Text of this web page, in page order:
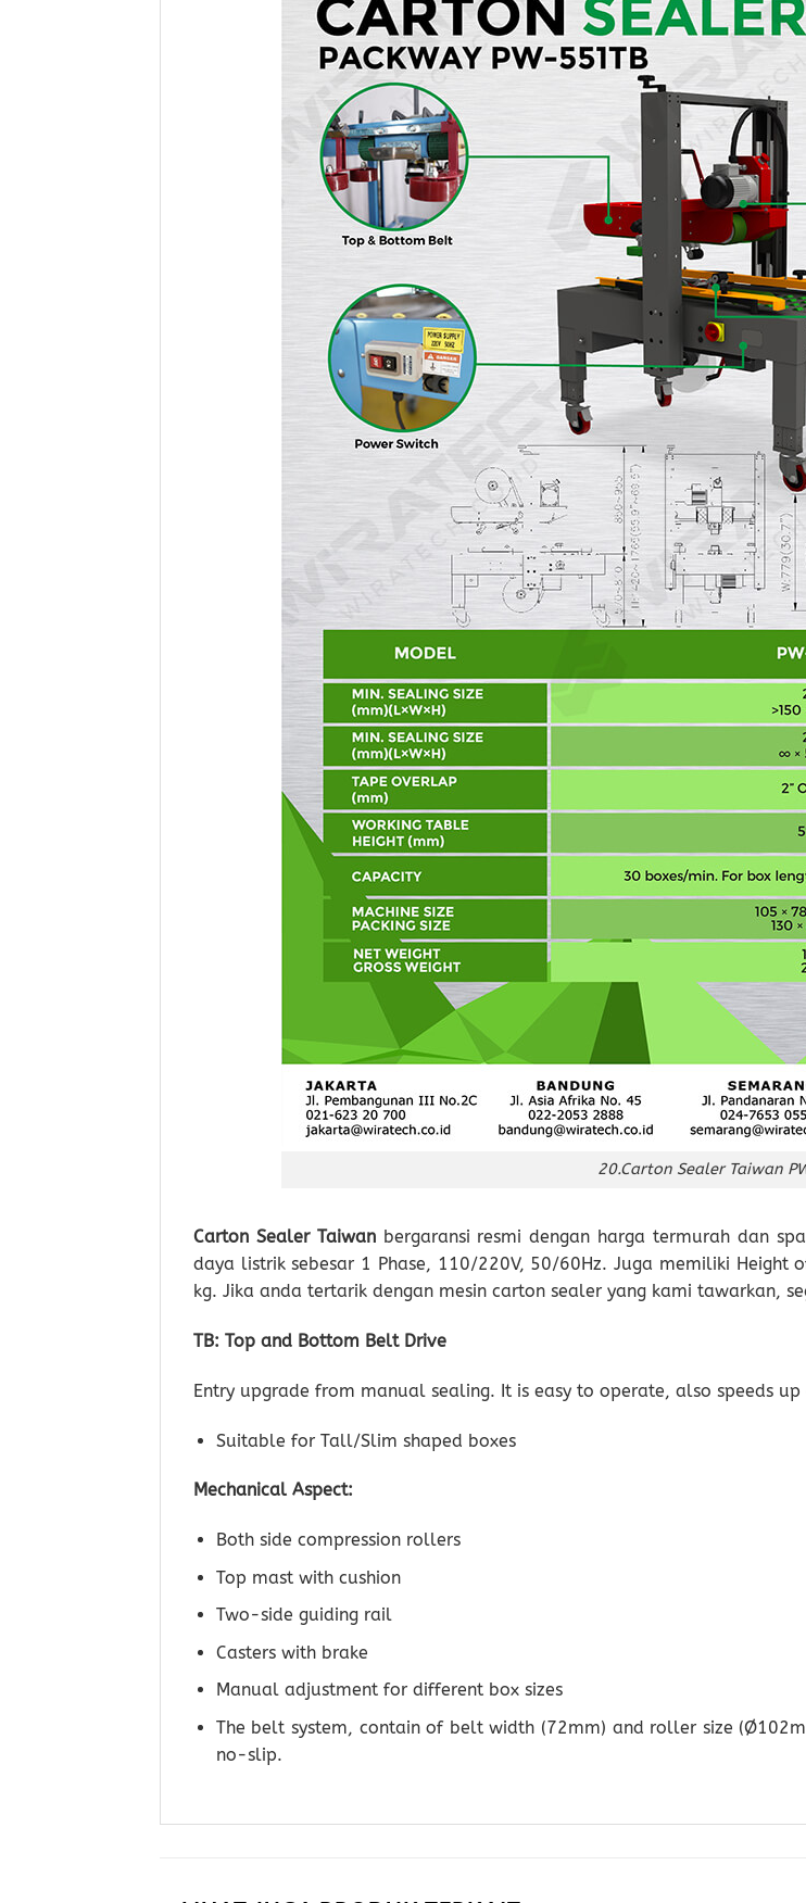
20.Carton Sealer Taiwan
Carton Sealer Taiwanbergaransi resmi dengan harga termurah dan
daya listrik sebesar 1 Phase, 110/220V, 50/60Hz. Juga memiliki
kg. Jika anda tertarik dengan mesin carton sealer yang kami tawarkan,
TB: Top and Bottom Belt Drive
Entry upgrade from manual sealing. It is easy to operate, also speeds
Suitable for Tall/Slim shaped boxes
Mechanical Aspect:
Both side compression rollers
Top mast with cushion
Two-side guiding rail
Casters with brake
Manual adjustment for different box sizes
The belt system, contain of belt width (72mm) and roller size
no-slip.